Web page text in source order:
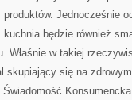
produktów. Jednocześnie
kuchnia będzie również
Właśnie w takiej
skupiający się na